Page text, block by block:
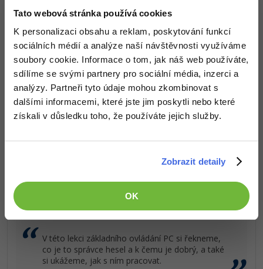
Tato webová stránka používá cookies
K personalizaci obsahu a reklam, poskytování funkcí
sociálních médií a analýze naší návštěvnosti využíváme
soubory cookie. Informace o tom, jak náš web používáte,
sdílíme se svými partnery pro sociální média, inzerci a
analýzy. Partneři tyto údaje mohou zkombinovat s
dalšími informacemi, které jste jim poskytli nebo které
získali v důsledku toho, že používáte jejich služby.
Zobrazit detaily
OK
Adobe XD
Adobe InDesign -25%
Adobe After Effects
-80%
Inkscape
Fórum
smluvními podmínkami
Co od nás v dalších lekcích dostaneš?
Přístup k jednotlivým lekcím dle způsobu pořízení.
Kvalitní znalostiv oblasti IT.
Dovednosti, které ti pomohou získat vysněnou a
dobře placenou práci.
Popis článku
Požadovaný článek má následující obsah:
V této lekci základního ovládání PC si řekneme,
co je to správce hesel a k čemu je dobrý, a také
si ukážeme, jak s ním pracovat.